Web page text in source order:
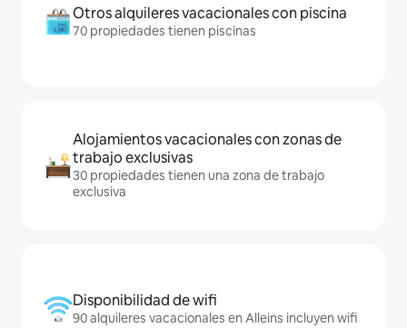
Otros alquileres vacacionales con piscina
70 propiedades tienen piscinas
Alojamientos vacacionales con zonas de
trabajo exclusivas
30 propiedades tienen una zona de trabajo
exclusiva
Disponibilidad de wifi
90 alquileres vacacionales en Alleins incluyen wifi